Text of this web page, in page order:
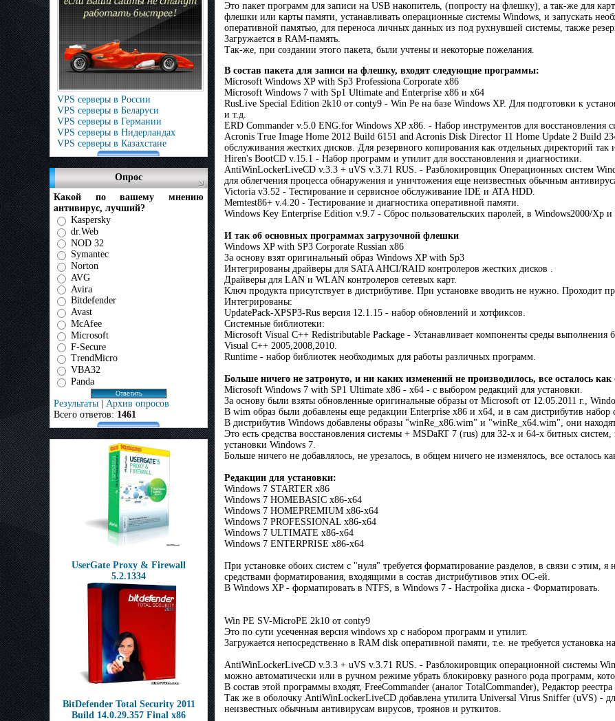
VPS серверы в России
VPS серверы в Беларуси
VPS серверы в Германии
VPS серверы в Нидерландах
VPS серверы в Казахстане
Опрос
Какой по вашему мнению
антивирус, лучший?
Kaspersky
dr.Web
NOD 32
Symantec
Norton
AVG
Avira
Bitdefender
Avast
McAfee
Microsoft
F-Secure
TrendMicro
VBA32
Panda
Результаты | Архив опросов
Всего ответов: 1461
UserGate Proxy & Firewall
5.2.1334
BitDefender Total Security 2011
Build 14.0.29.357 Final x86
Это пакет программ для записи на USB накопитель, (попросту на флешку), а так-же для
флешки или карты памяти, устанавливать операционные системы Windows, и запускать
оперативной памятью, для переноса личных данных из под рухнувшей системы, также
Загружается в RAM-память.
Так-же, при создании этого пакета, были учтены и некоторые пожелания.
В состав пакета для записи на флешку, входят следующие программы:
Microsoft Windows XP with Sp3 Professiona Corporate x86
Microsoft Windows 7 with Sp1 Ultimate and Enterprise x86 и х64
RusLive Special Edition 2k10 от conty9 - Win Pe на базе Windows XP. Для подготовки к
и т.д.
ERD Commander v.5.0 ENG.for Windows XP x86. - Набор инструментов для восстановления
Acronis True Image Home 2012 Build 6151 and Acronis Disk Director 11 Home Update 2 Build
обслуживания жестких дисков. Для резервного копирования как отдельных директорий так
Hiren's BootCD v.15.1 - Набор программ и утилит для восстановления и диагностики.
AntiWinLockerLiveCD v.3.3 + uVS v.3.71 RUS. - Разблокировщик Операционных систем
для облегчения процесса обнаружения и уничтожения еще неизвестных обычным
Victoria v3.52 - Тестирование и сервисное обслуживание IDE и ATA HDD.
Memtest86+ v.4.20 - Тестирование и диагностика оперативной памяти.
Windows Key Enterprise Edition v.9.7 - Сброс пользовательских паролей, в Windows2000/Xp и
И так об основных программах загрузочной флешки
Windows XP with SP3 Corporate Russian x86
За основу взят оригинальный образ Windows XP with Sp3
Интегрированы драйверы для SATA AHCI/RAID контролеров жестких дисков .
Драйверы для LAN и WLAN контролеров сетевых карт.
Ключ продукта присутствует в дистрибутиве. При установке вводить не нужно. Проходит
Интегрированы:
UpdatePack-XPSP3-Rus версия 12.1.15 - набор обновлений и хотфиксов.
Системные библиотеки:
Microsoft Visual C++ Redistributable Package - Устанавливает компоненты среды выполнения
Visual C++ 2005,2008,2010.
Runtime - набор библиотек необходимых для работы различных программ.
Больше ничего не затронуто, и ни каких изменений не производилось, все осталось как
Microsoft Windows 7 with SP1 Ultimate х86 - x64 - с выбором редакций для установки.
За основу были взяты обновленные оригинальные образы от Microsoft от 12.05.2011 г.,
В wim образ были добавлены еще редакции Enterprise х86 и x64, и в сам дистрибутив набор
В дистрибутив Windows добавлены образы "winRe_x86.wim" и "winRe_x64.wim", они
Это есть средства восстановления системы + MSDaRT 7 (rus) для 32-х и 64-х битных
установки Windows 7.
Больше ничего не добавлялось, не урезалось, в общем ничего не изменялось, все осталось
Редакции для установки:
Windows 7 STARTER х86
Windows 7 HOMEBASIC х86-х64
Windows 7 HOMEPREMIUM х86-х64
Windows 7 PROFESSIONAL х86-х64
Windows 7 ULTIMATE х86-х64
Windows 7 ENTERPRISE х86-х64
При установке обоих систем с "нуля" требуется форматирование разделов, в связи с этим, я
средствами форматирования, входящими в состав дистрибутивов этих ОС-ей.
В Windows XP - форматировать в NTFS, в Windows 7 - Настройка диска - Форматировать.
Win PE SV-MicroPE 2k10 от conty9
Это по сути усеченная версия windows xp с набором программ и утилит.
Загружается непосредственно в RAM disk оперативной памяти, т.е. не требуется установка
AntiWinLockerLiveCD v.3.3 + uVS v.3.71 RUS. - Разблокировщик операционной системы
можно автоматически или в ручном режиме убрать блокировку разного рода программ,
В состав этой программы входят, FreeCommander (аналог TotalCommander), Редактор реестра
Так же в оболочку AntiWinLockerLiveCD добавлена утилита Universal Virus Sniffer (uVS) -
неизвестных обычным антивирусам вирусов, троянов и руткитов.